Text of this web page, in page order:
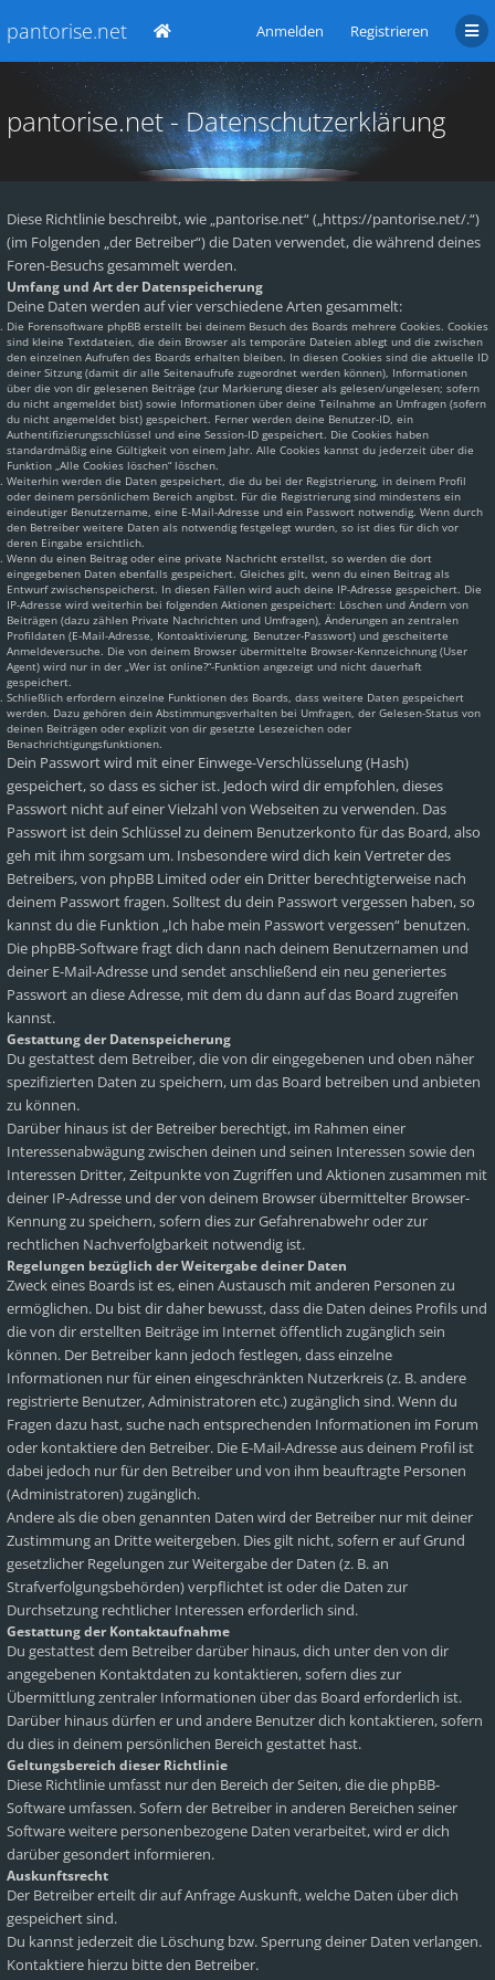
pantorise.net Anmelden Registrieren
pantorise.net - Datenschutzerklärung
Diese Richtlinie beschreibt, wie „pantorise.net“ („https://pantorise.net/.“)
(im Folgenden „der Betreiber“) die Daten verwendet, die während deines
Foren-Besuchs gesammelt werden.
Umfang und Art der Datenspeicherung
Deine Daten werden auf vier verschiedene Arten gesammelt:
Die Forensoftware phpBB erstellt bei deinem Besuch des Boards mehrere Cookies. Cookies
sind kleine Textdateien, die dein Browser als temporäre Dateien ablegt und die zwischen
den einzelnen Aufrufen des Boards erhalten bleiben. In diesen Cookies sind die aktuelle ID
deiner Sitzung (damit dir alle Seitenaufrufe zugeordnet werden können), Informationen
über die von dir gelesenen Beiträge (zur Markierung dieser als gelesen/ungelesen; sofern
du nicht angemeldet bist) sowie Informationen über deine Teilnahme an Umfragen (sofern
du nicht angemeldet bist) gespeichert. Ferner werden deine Benutzer-ID, ein
Authentifizierungsschlüssel und eine Session-ID gespeichert. Die Cookies haben
standardmäßig eine Gültigkeit von einem Jahr. Alle Cookies kannst du jederzeit über die
Funktion „Alle Cookies löschen“ löschen.
Weiterhin werden die Daten gespeichert, die du bei der Registrierung, in deinem Profil
oder deinem persönlichem Bereich angibst. Für die Registrierung sind mindestens ein
eindeutiger Benutzername, eine E-Mail-Adresse und ein Passwort notwendig. Wenn durch
den Betreiber weitere Daten als notwendig festgelegt wurden, so ist dies für dich vor
deren Eingabe ersichtlich.
Wenn du einen Beitrag oder eine private Nachricht erstellst, so werden die dort
eingegebenen Daten ebenfalls gespeichert. Gleiches gilt, wenn du einen Beitrag als
Entwurf zwischenspeicherst. In diesen Fällen wird auch deine IP-Adresse gespeichert. Die
IP-Adresse wird weiterhin bei folgenden Aktionen gespeichert: Löschen und Ändern von
Beiträgen (dazu zählen Private Nachrichten und Umfragen), Änderungen an zentralen
Profildaten (E-Mail-Adresse, Kontoaktivierung, Benutzer-Passwort) und gescheiterte
Anmeldeversuche. Die von deinem Browser übermittelte Browser-Kennzeichnung (User
Agent) wird nur in der „Wer ist online?“-Funktion angezeigt und nicht dauerhaft
gespeichert.
Schließlich erfordern einzelne Funktionen des Boards, dass weitere Daten gespeichert
werden. Dazu gehören dein Abstimmungsverhalten bei Umfragen, der Gelesen-Status von
deinen Beiträgen oder explizit von dir gesetzte Lesezeichen oder
Benachrichtigungsfunktionen.
Dein Passwort wird mit einer Einwege-Verschlüsselung (Hash)
gespeichert, so dass es sicher ist. Jedoch wird dir empfohlen, dieses
Passwort nicht auf einer Vielzahl von Webseiten zu verwenden. Das
Passwort ist dein Schlüssel zu deinem Benutzerkonto für das Board, also
geh mit ihm sorgsam um. Insbesondere wird dich kein Vertreter des
Betreibers, von phpBB Limited oder ein Dritter berechtigterweise nach
deinem Passwort fragen. Solltest du dein Passwort vergessen haben, so
kannst du die Funktion „Ich habe mein Passwort vergessen“ benutzen.
Die phpBB-Software fragt dich dann nach deinem Benutzernamen und
deiner E-Mail-Adresse und sendet anschließend ein neu generiertes
Passwort an diese Adresse, mit dem du dann auf das Board zugreifen
kannst.
Gestattung der Datenspeicherung
Du gestattest dem Betreiber, die von dir eingegebenen und oben näher
spezifizierten Daten zu speichern, um das Board betreiben und anbieten
zu können.
Darüber hinaus ist der Betreiber berechtigt, im Rahmen einer
Interessenabwägung zwischen deinen und seinen Interessen sowie den
Interessen Dritter, Zeitpunkte von Zugriffen und Aktionen zusammen mit
deiner IP-Adresse und der von deinem Browser übermittelter Browser-
Kennung zu speichern, sofern dies zur Gefahrenabwehr oder zur
rechtlichen Nachverfolgbarkeit notwendig ist.
Regelungen bezüglich der Weitergabe deiner Daten
Zweck eines Boards ist es, einen Austausch mit anderen Personen zu
ermöglichen. Du bist dir daher bewusst, dass die Daten deines Profils und
die von dir erstellten Beiträge im Internet öffentlich zugänglich sein
können. Der Betreiber kann jedoch festlegen, dass einzelne
Informationen nur für einen eingeschränkten Nutzerkreis (z. B. andere
registrierte Benutzer, Administratoren etc.) zugänglich sind. Wenn du
Fragen dazu hast, suche nach entsprechenden Informationen im Forum
oder kontaktiere den Betreiber. Die E-Mail-Adresse aus deinem Profil ist
dabei jedoch nur für den Betreiber und von ihm beauftragte Personen
(Administratoren) zugänglich.
Andere als die oben genannten Daten wird der Betreiber nur mit deiner
Zustimmung an Dritte weitergeben. Dies gilt nicht, sofern er auf Grund
gesetzlicher Regelungen zur Weitergabe der Daten (z. B. an
Strafverfolgungsbehörden) verpflichtet ist oder die Daten zur
Durchsetzung rechtlicher Interessen erforderlich sind.
Gestattung der Kontaktaufnahme
Du gestattest dem Betreiber darüber hinaus, dich unter den von dir
angegebenen Kontaktdaten zu kontaktieren, sofern dies zur
Übermittlung zentraler Informationen über das Board erforderlich ist.
Darüber hinaus dürfen er und andere Benutzer dich kontaktieren, sofern
du dies in deinem persönlichen Bereich gestattet hast.
Geltungsbereich dieser Richtlinie
Diese Richtlinie umfasst nur den Bereich der Seiten, die die phpBB-
Software umfassen. Sofern der Betreiber in anderen Bereichen seiner
Software weitere personenbezogene Daten verarbeitet, wird er dich
darüber gesondert informieren.
Auskunftsrecht
Der Betreiber erteilt dir auf Anfrage Auskunft, welche Daten über dich
gespeichert sind.
Du kannst jederzeit die Löschung bzw. Sperrung deiner Daten verlangen.
Kontaktiere hierzu bitte den Betreiber.